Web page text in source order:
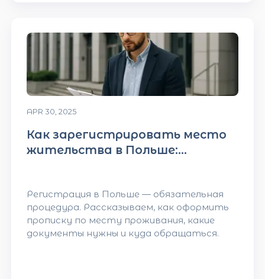
APR 30, 2025
Как зарегистрировать место
жительства в Польше:
Регистрация в Польше — обязательная
процедура. Рассказываем, как оформить
прописку по месту проживания, какие
документы нужны и куда обращаться.